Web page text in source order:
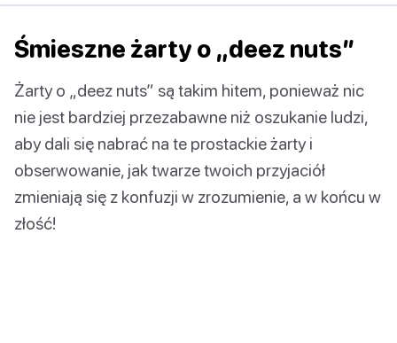
Śmieszne żarty o „deez nuts”
Żarty o „deez nuts” są takim hitem, ponieważ nic
nie jest bardziej przezabawne niż oszukanie ludzi,
aby dali się nabrać na te prostackie żarty i
obserwowanie, jak twarze twoich przyjaciół
zmieniają się z konfuzji w zrozumienie, a w końcu w
złość!